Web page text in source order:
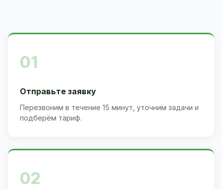
01
Отправьте заявку
Перезвоним в течение 15 минут, уточним задачи и
подберём тариф.
02